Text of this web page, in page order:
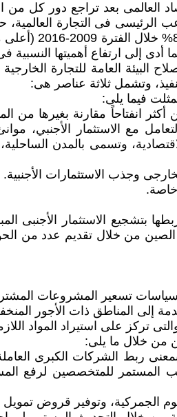
العالمية فى 2008 كمنقذ وحيد للاقتصاد
البيئة العامة
وتشمل ثلاثة عناصر هى:
فيما يلى:
انفتاحاً مقارنة بغيرها من
مع الاستثمار الأجنبي،
وتسمى بالمدن
وجذب الاستثمارات
بتشجيع الاستثمار الأجنبى
من خلال ما يلى:
بمعنى ربط الشركات الكبرى
المستمر للمتخصصين
وتوفير قروض تمويل